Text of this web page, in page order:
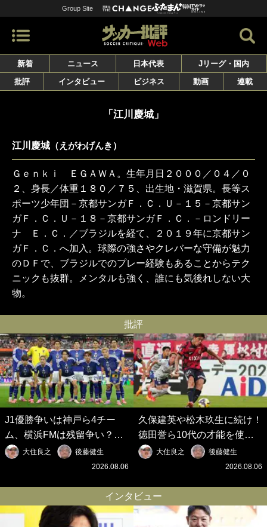
Group Site
新着 ニュース 日本代表
Jリーグ・国内
批評
インタビュー ビジネス 動画 連載
「江川慶城」
江川慶城 （えがわげんき）
Ｇｅｎｋｉ ＥＧＡＷＡ。生年月日２０００／０４／０
２、身長／体重１８０／７５、出生地・滋賀県。長等ス
ポーツ少年団－京都サンガＦ．Ｃ．Ｕ－１５－京都サン
ガＦ．Ｃ．Ｕ－１８－京都サンガＦ．Ｃ．－ロンドリー
ナ Ｅ．Ｃ．／ブラジルを経て、２０１９年に京都サン
ガＦ．Ｃ．へ加入。球際の強さやクレバーな守備が魅力
のＤＦで、ブラジルでのプレー経験もあることからテク
ニックも抜群。メンタルも強く、誰にも気後れしない大
物。
批評
J1優勝争いは神戸ら4チー
ム、横浜FMは残留争い？大
混戦のJ2はRB大宮に注目！
歴代最強の日本代表をJリー
の秋春制｣の大激論】(6)
大住良之
後藤健生
2026.08.06
久保建英や松木玖生に続け！
徳田誉ら10代の才能を使い
切れないJクラブの課題と、
｢0円欧州移籍｣撲滅への処方
春制｣の大激論】(5)
大住良之
後藤健生
2026.08.06
インタビュー